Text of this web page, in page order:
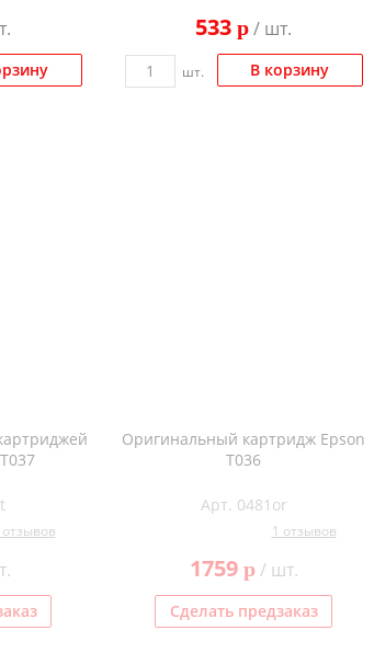
533 p/ шт.
шт. В корзину
отзывов
Оригинальный картридж Epson
T036
Арт. 0481or
1 отзывов
1759 p/ шт.
Сделать предзаказ